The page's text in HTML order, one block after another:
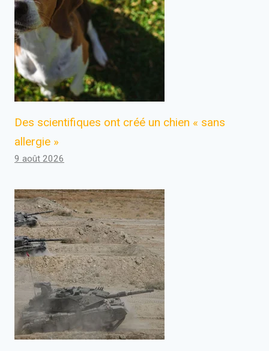
Des scientifiques ont créé un chien « sans
allergie »
9 août 2026